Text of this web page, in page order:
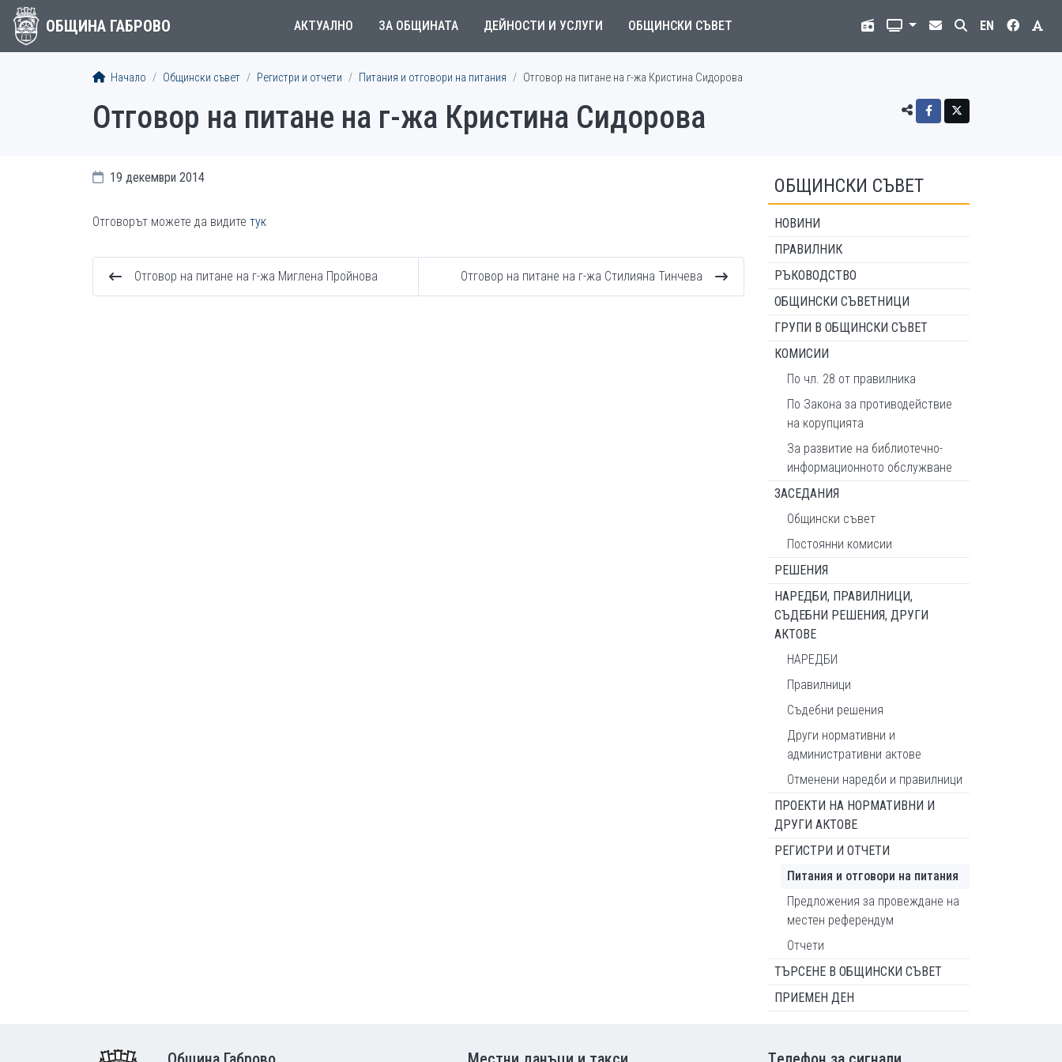
ОБЩИНА ГАБРОВО АКТУАЛНО ЗА ОБЩИНАТА ДЕЙНОСТИ И УСЛУГИ ОБЩИНСКИ СЪВЕТ EN
Начало Общински съвет Регистри и отчети Питания и отговори на питания Отговор на питане на г-жа Кристина Сидорова
Отговор на питане на г-жа Кристина Сидорова
19 декември 2014
Отговорът можете да видите тук
Отговор на питане на г-жа Миглена Пройнова Отговор на питане на г-жа Стилияна Тинчева
ОБЩИНСКИ СЪВЕТ
НОВИНИ
ПРАВИЛНИК
РЪКОВОДСТВО
ОБЩИНСКИ СЪВЕТНИЦИ
ГРУПИ В ОБЩИНСКИ СЪВЕТ
КОМИСИИ
По чл. 28 от правилника
По Закона за противодействие
на корупцията
За развитие на библиотечно-
информационното обслужване
ЗАСЕДАНИЯ
Общински съвет
Постоянни комисии
РЕШЕНИЯ
НАРЕДБИ, ПРАВИЛНИЦИ,
СЪДЕБНИ РЕШЕНИЯ, ДРУГИ
АКТОВЕ
НАРЕДБИ
Правилници
Съдебни решения
Други нормативни и
административни актове
Отменени наредби и правилници
ПРОЕКТИ НА НОРМАТИВНИ И
ДРУГИ АКТОВЕ
РЕГИСТРИ И ОТЧЕТИ
Питания и отговори на питания
Предложения за провеждане на
местен референдум
Отчети
ТЪРСЕНЕ В ОБЩИНСКИ СЪВЕТ
ПРИЕМЕН ДЕН